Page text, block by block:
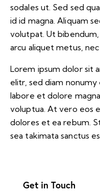
sodales ut. Sed sed
id id magna. Aliquam
volutpat. Ut
arcu aliquet metus, nec
Lorem ipsum dolor sit
elitr, sed diam
labore et dolore
voluptua. At vero eos
dolores et ea rebum.
sea takimata sanctus
Get in Touch